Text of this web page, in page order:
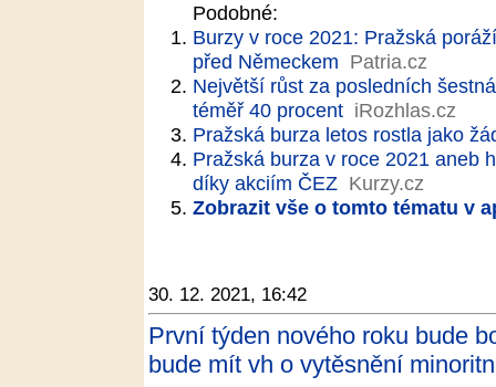
Podobné:
Burzy v roce 2021: Pražská
před Německem Patria.cz
Největší růst za posledních
téměř 40 procent iRozhlas.cz
Pražská burza letos rostla jako
Pražská burza v roce 2021 aneb
díky akciím ČEZ Kurzy.cz
Zobrazit vše o tomto tématu v
30. 12. 2021, 16:42
První týden nového roku bude
bude mít vh o vytěsnění